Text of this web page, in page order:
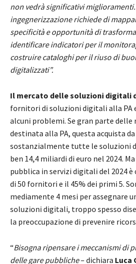
non vedrà significativi
ingegnerizzazione richiede di
specificità e opportunità di
identificare indicatori per il
costruire cataloghi per il riuso di
digitalizzati”.
Il mercato delle soluzioni digitali
fornitori di soluzioni digitali alla PA
alcuni problemi. Se gran parte delle
destinata alla PA, questa acquista
sostanzialmente tutte le soluzioni
ben 14,4 miliardi di euro nel 2024.
pubblica in servizi digitali del 2024
di 50 fornitori e il 45% dei primi 5.
mediamente 4 mesi per assegnare
soluzioni digitali, troppo spesso
la preoccupazione di prevenire
“Bisogna ripensare i meccanismi di
delle gare pubbliche– dichiara Luca